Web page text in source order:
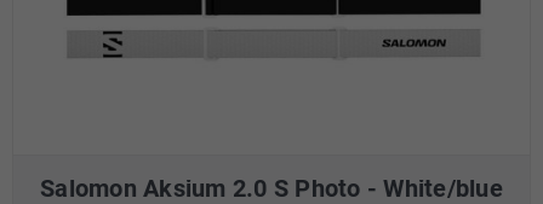
Salomon Aksium 2.0 S Photo - White/blue